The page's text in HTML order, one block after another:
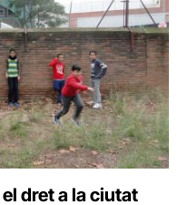
dret a la ciutat